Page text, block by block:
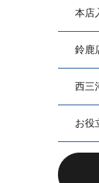
本店
鈴鹿
西三
お役